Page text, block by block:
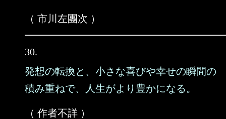
（ 市川左團次 ）
30.
発想の転換と、小さな喜びや幸せの瞬間の
積み重ねで、人生がより豊かになる。
（ 作者不詳 ）